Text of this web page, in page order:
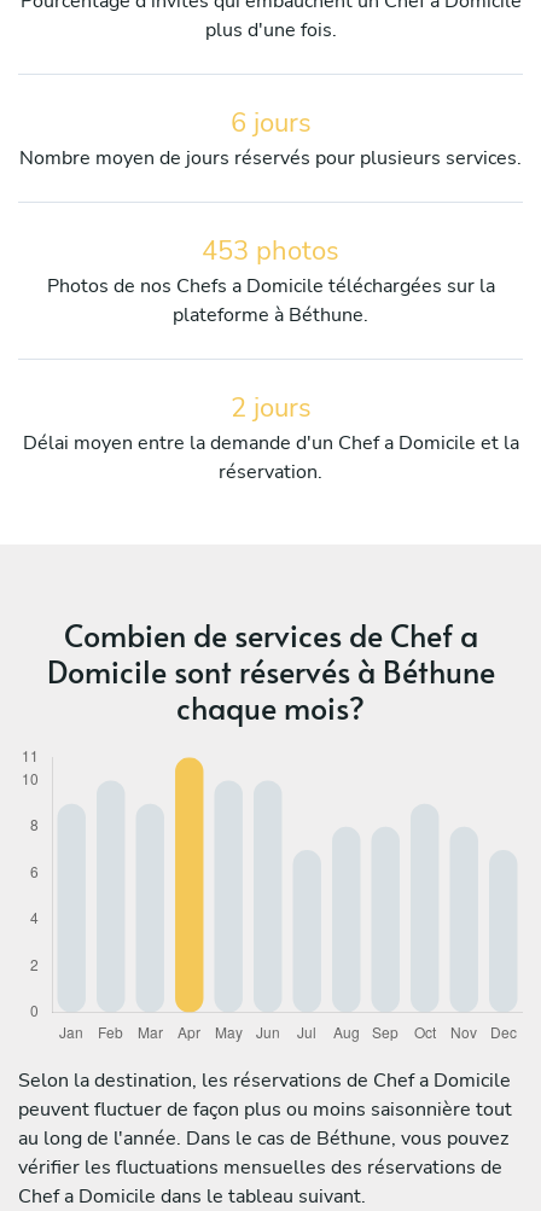
plus d'une fois.
6 jours
Nombre moyen de jours réservés pour plusieurs services.
453 photos
Photos de nos Chefs a Domicile téléchargées sur la
plateforme à Béthune.
2 jours
Délai moyen entre la demande d'un Chef a Domicile et la
réservation.
Combien de services de Chef a
Domicile sont réservés à Béthune
chaque mois?
Selon la destination, les réservations de Chef a Domicile
peuvent fluctuer de façon plus ou moins saisonnière tout
au long de l'année. Dans le cas de Béthune, vous pouvez
vérifier les fluctuations mensuelles des réservations de
Chef a Domicile dans le tableau suivant.